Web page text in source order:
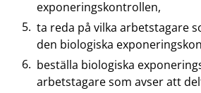
exponeringskontrollen,
ta reda på vilka arbetstagare
den biologiska
beställa biologiska
arbetstagare som avser att